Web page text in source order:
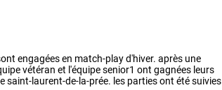
engagéesen match-playd'hiver. après une
vétéran et l'équipesenior1 ont gagnées leurs
saint-laurent-de-la-prée. les partiesont étésuivies